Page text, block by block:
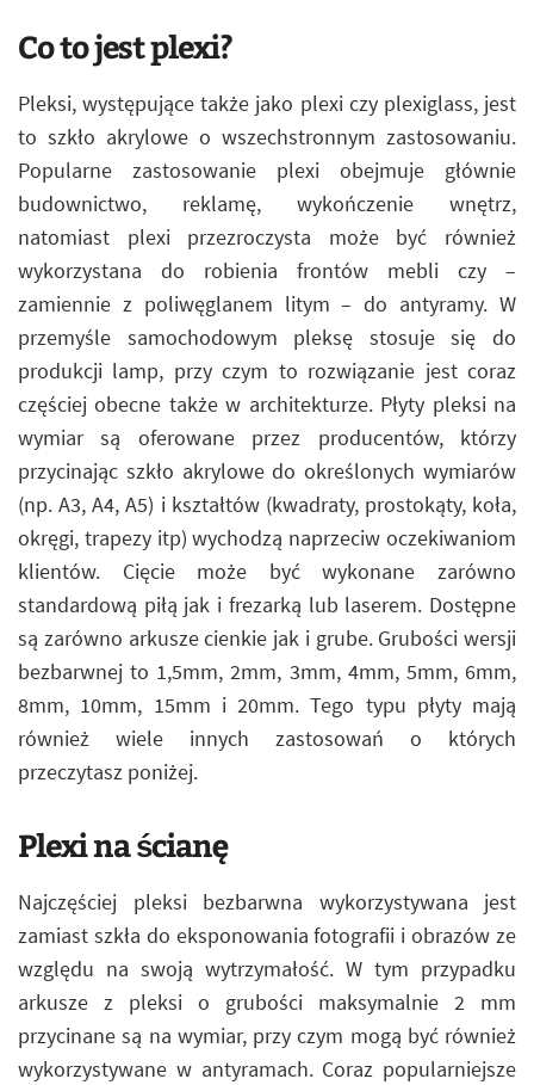
Co to jest plexi?
Pleksi, występujące także jako plexi czy plexiglass, jest
to szkło akrylowe o wszechstronnym zastosowaniu.
Popularne zastosowanie plexi obejmuje głównie
budownictwo, reklamę, wykończenie wnętrz,
natomiast plexi przezroczysta może być również
wykorzystana do robienia frontów mebli czy –
zamiennie z poliwęglanem litym – do antyramy. W
przemyśle samochodowym pleksę stosuje się do
produkcji lamp, przy czym to rozwiązanie jest coraz
częściej obecne także w architekturze. Płyty pleksi na
wymiar są oferowane przez producentów, którzy
przycinając szkło akrylowe do określonych wymiarów
(np. A3, A4, A5) i kształtów (kwadraty, prostokąty, koła,
okręgi, trapezy itp) wychodzą naprzeciw oczekiwaniom
klientów. Cięcie może być wykonane zarówno
standardową piłą jak i frezarką lub laserem. Dostępne
są zarówno arkusze cienkie jak i grube. Grubości wersji
bezbarwnej to 1,5mm, 2mm, 3mm, 4mm, 5mm, 6mm,
8mm, 10mm, 15mm i 20mm. Tego typu płyty mają
również wiele innych zastosowań o których
przeczytasz poniżej.
Plexi na ścianę
Najczęściej pleksi bezbarwna wykorzystywana jest
zamiast szkła do eksponowania fotografii i obrazów ze
względu na swoją wytrzymałość. W tym przypadku
arkusze z pleksi o grubości maksymalnie 2 mm
przycinane są na wymiar, przy czym mogą być również
wykorzystywane w antyramach. Coraz popularniejsze